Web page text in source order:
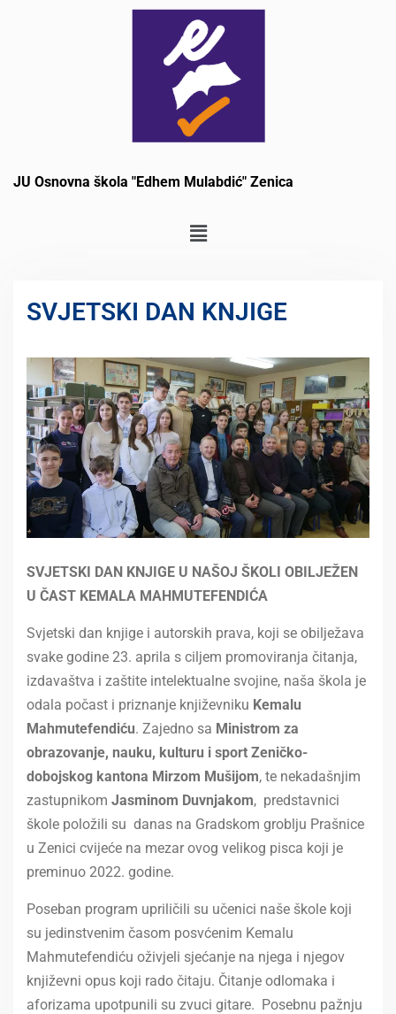
JU Osnovna škola "Edhem Mulabdić" Zenica
SVJETSKI DAN KNJIGE
SVJETSKI DAN KNJIGE U NAŠOJ ŠKOLI OBILJEŽEN
U ČAST KEMALA MAHMUTEFENDIĆA
Svjetski dan knjige i autorskih prava, koji se obilježava
svake godine 23. aprila s ciljem promoviranja čitanja,
izdavaštva i zaštite intelektualne svojine, naša škola je
odala počast i priznanje književniku Kemalu
Mahmutefendiću. Zajedno sa Ministrom za
obrazovanje, nauku, kulturu i sport Zeničko-
dobojskog kantona Mirzom Mušijom, te nekadašnjim
zastupnikom Jasminom Duvnjakom, predstavnici
škole položili su danas na Gradskom groblju Prašnice
u Zenici cvijeće na mezar ovog velikog pisca koji je
preminuo 2022. godine.
Poseban program upriličili su učenici naše škole koji
su jedinstvenim časom posvćenim Kemalu
Mahmutefendiću oživjeli sjećanje na njega i njegov
književni opus koji rado čitaju. Čitanje odlomaka i
aforizama upotpunili su zvuci gitare. Posebnu pažnju